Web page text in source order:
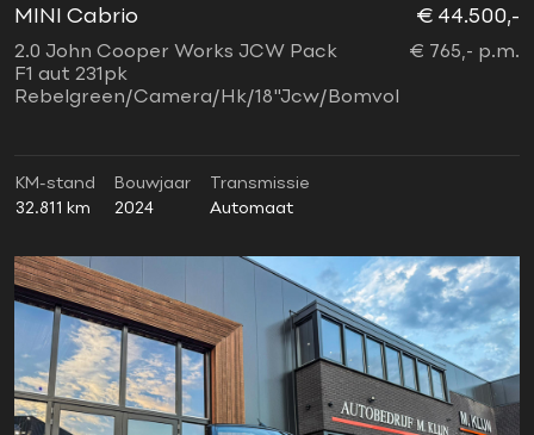
MINI Cabrio
2.0 John Cooper Works JCW Pack
F1 aut 231pk
Rebelgreen/Camera/Hk/18"Jcw/Bomvol
€ 44.500,-
€ 765,- p.m.
KM-stand
32.811 km
Bouwjaar
2024
Transmissie
Automaat